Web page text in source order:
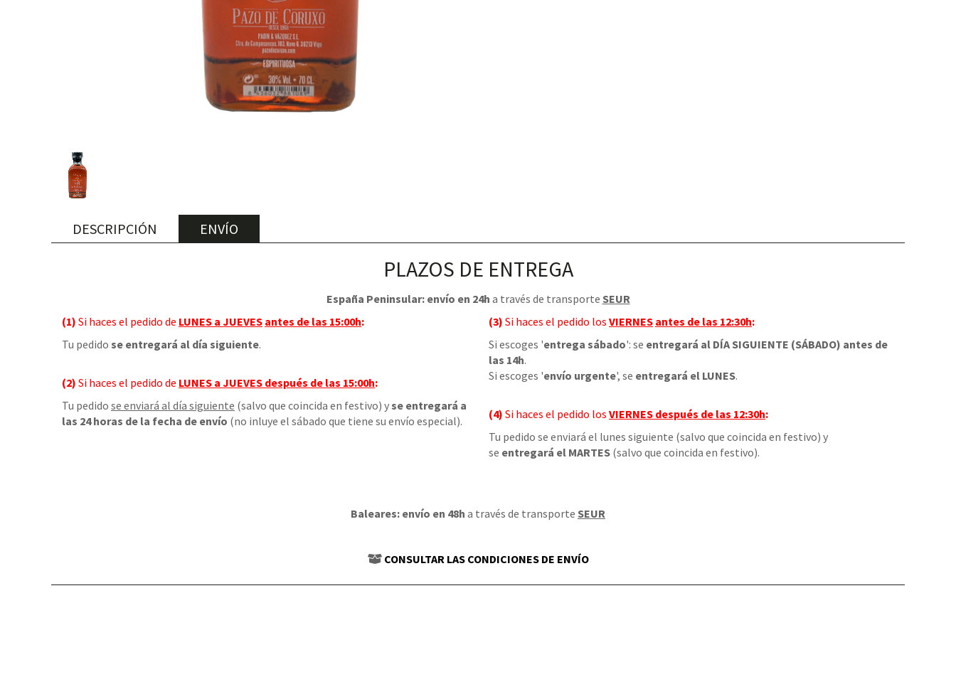
DESCRIPCIÓN ENVÍO
PLAZOS DE ENTREGA
España Peninsular: envío en 24h a través de transporte SEUR
(1) Si haces el pedido de LUNES a JUEVES antes de las 15:00h:
Tu pedido se entregará al día siguiente.
(2) Si haces el pedido de LUNES a JUEVES después de las 15:00h:
Tu pedido se enviará al día siguiente (salvo que coincida en festivo) yse entregará a
las 24 horas de la fecha de envío (no inluye el sábado que tiene su envío especial).
(3) Si haces el pedido los VIERNES antes de las 12:30h:
Si escoges 'entrega sábado': se entregará al DÍA SIGUIENTE (SÁBADO) antes de
las 14h.
Si escoges 'envío urgente', se entregará el LUNES.
(4) Si haces el pedido los VIERNES después de las 12:30h:
Tu pedido se enviará el lunes siguiente (salvo que coincida en festivo) y
se entregará el MARTES (salvo que coincida en festivo).
Baleares: envío en 48h a través de transporte SEUR
CONSULTAR LAS CONDICIONES DE ENVÍO